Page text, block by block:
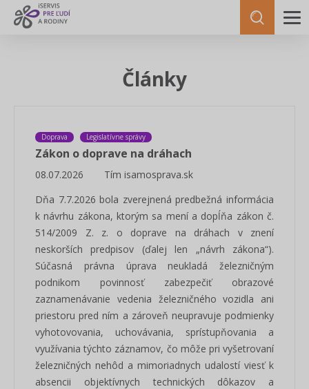
Články
Doprava Legislatívne správy
Zákon o doprave na dráhach
08.07.2026
Tím isamosprava.sk
Dňa 7.7.2026 bola zverejnená predbežná informácia
k návrhu zákona, ktorým sa mení a dopĺňa zákon č.
514/2009 Z. z. o doprave na dráhach v znení
neskorších predpisov (ďalej len „návrh zákona“).
Súčasná právna úprava neukladá železničným
podnikom povinnosť zabezpečiť obrazové
zaznamenávanie vedenia železničného vozidla ani
priestoru pred ním a zároveň neupravuje podmienky
vyhotovovania, uchovávania, sprístupňovania a
využívania týchto záznamov, čo môže pri vyšetrovaní
železničných nehôd a mimoriadnych udalostí viesť k
absencii objektívnych technických dôkazov a